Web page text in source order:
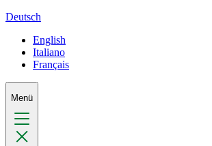
Deutsch
English
Italiano
Français
Menü